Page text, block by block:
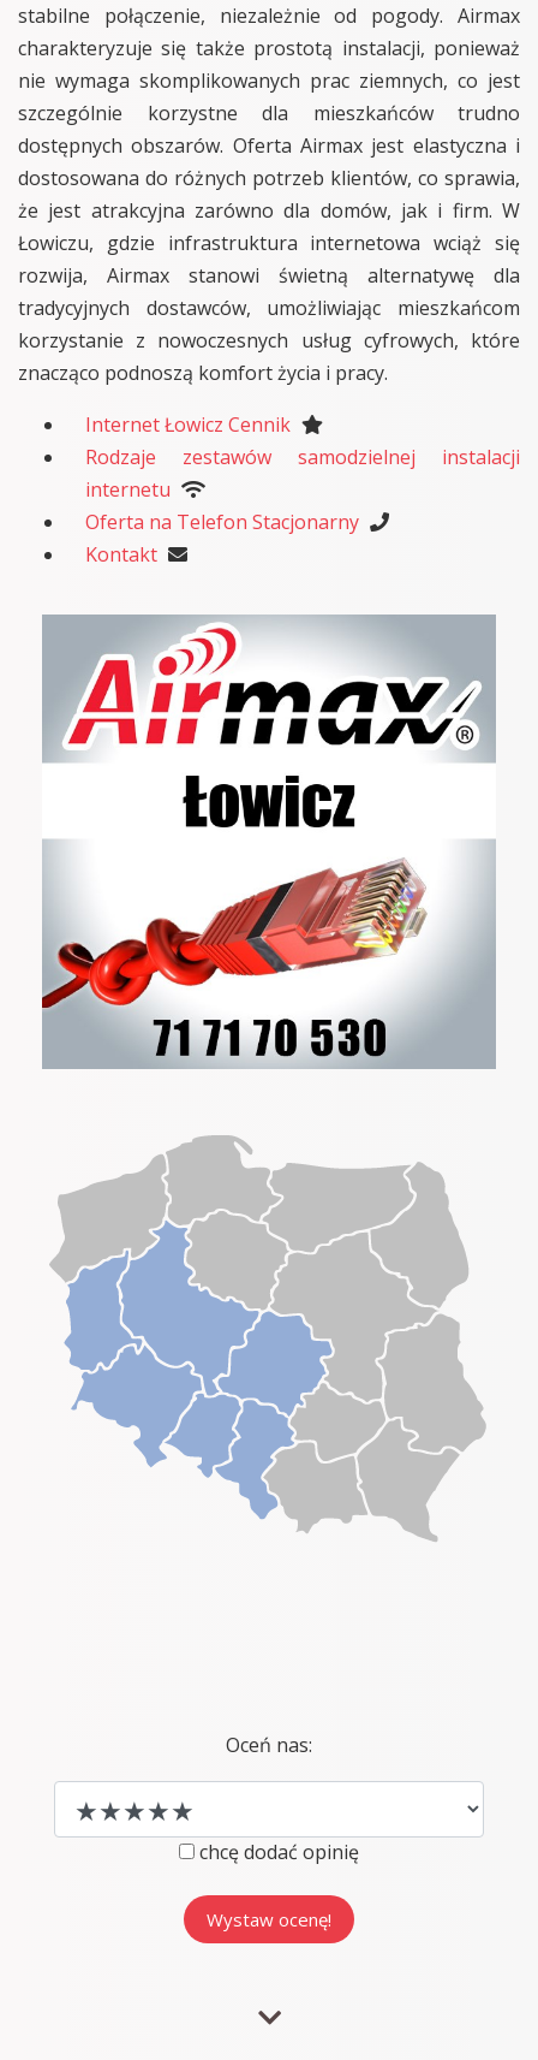
stabilne połączenie, niezależnie od pogody. Airmax
charakteryzuje się także prostotą instalacji, ponieważ
nie wymaga skomplikowanych prac ziemnych, co jest
szczególnie korzystne dla mieszkańców trudno
dostępnych obszarów. Oferta Airmax jest elastyczna i
dostosowana do różnych potrzeb klientów, co sprawia,
że jest atrakcyjna zarówno dla domów, jak i firm. W
Łowiczu, gdzie infrastruktura internetowa wciąż się
rozwija, Airmax stanowi świetną alternatywę dla
tradycyjnych dostawców, umożliwiając mieszkańcom
korzystanie z nowoczesnych usług cyfrowych, które
znacząco podnoszą komfort życia i pracy.
Internet Łowicz Cennik
Rodzaje zestawów samodzielnej instalacji
internetu
Oferta na Telefon Stacjonarny
Kontakt
Oceń nas:
chcę dodać opinię